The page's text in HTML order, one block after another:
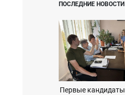
ПОСЛЕДНИЕ НОВОСТИ
Первые кандидаты